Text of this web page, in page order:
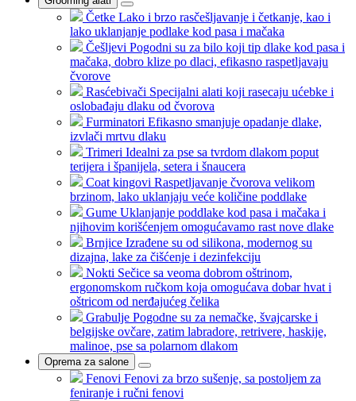
Četke Lako i brzo rasčešljavanje i četkanje, kao i
lako uklanjanje podlake kod pasa i mačaka
Češljevi Pogodni su za bilo koji tip dlake kod pasa i
mačaka, dobro klize po dlaci, efikasno raspetljavaju
čvorove
Rasćebivači Specijalni alati koji rasecaju ućebke i
oslobađaju dlaku od čvorova
Furminatori Efikasno smanjuje opadanje dlake,
izvlači mrtvu dlaku
Trimeri Idealni za pse sa tvrdom dlakom poput
terijera i španijela, setera i šnaucera
Coat kingovi Raspetljavanje čvorova velikom
brzinom, lako uklanjaju veće količine poddlake
Gume Uklanjanje poddlake kod pasa i mačaka i
njihovim korišćenjem omogućavamo rast nove dlake
Brnjice Izrađene su od silikona, modernog su
dizajna, lake za čišćenje i dezinfekciju
Nokti Sečice sa veoma dobrom oštrinom,
ergonomskom ručkom koja omogućava dobar hvat i
oštricom od nerđajućeg čelika
Grabulje Pogodne su za nemačke, švajcarske i
belgijske ovčare, zatim labradore, retrivere, haskije,
malinoe, pse sa polarnom dlakom
Oprema za salone
Fenovi Fenovi za brzo sušenje, sa postoljem za
feniranje i ručni fenovi